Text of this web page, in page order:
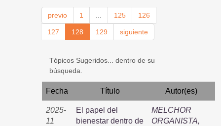
previo 1 125 126
127 128 129 siguiente
Tópicos Sugeridos... dentro de su
búsqueda.
Fecha Título Autor(es)
2025-
11
El papel del
bienestar dentro de
MELCHOR
ORGANISTA,